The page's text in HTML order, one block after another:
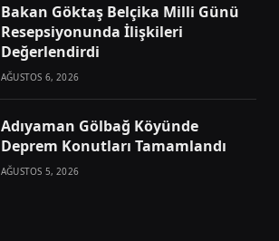
Bakan Göktaş Belçika Milli Günü
Resepsiyonunda İlişkileri
Değerlendirdi
AĞUSTOS 6, 2026
Adıyaman Gölbağ Köyünde
Deprem Konutları Tamamlandı
AĞUSTOS 5, 2026